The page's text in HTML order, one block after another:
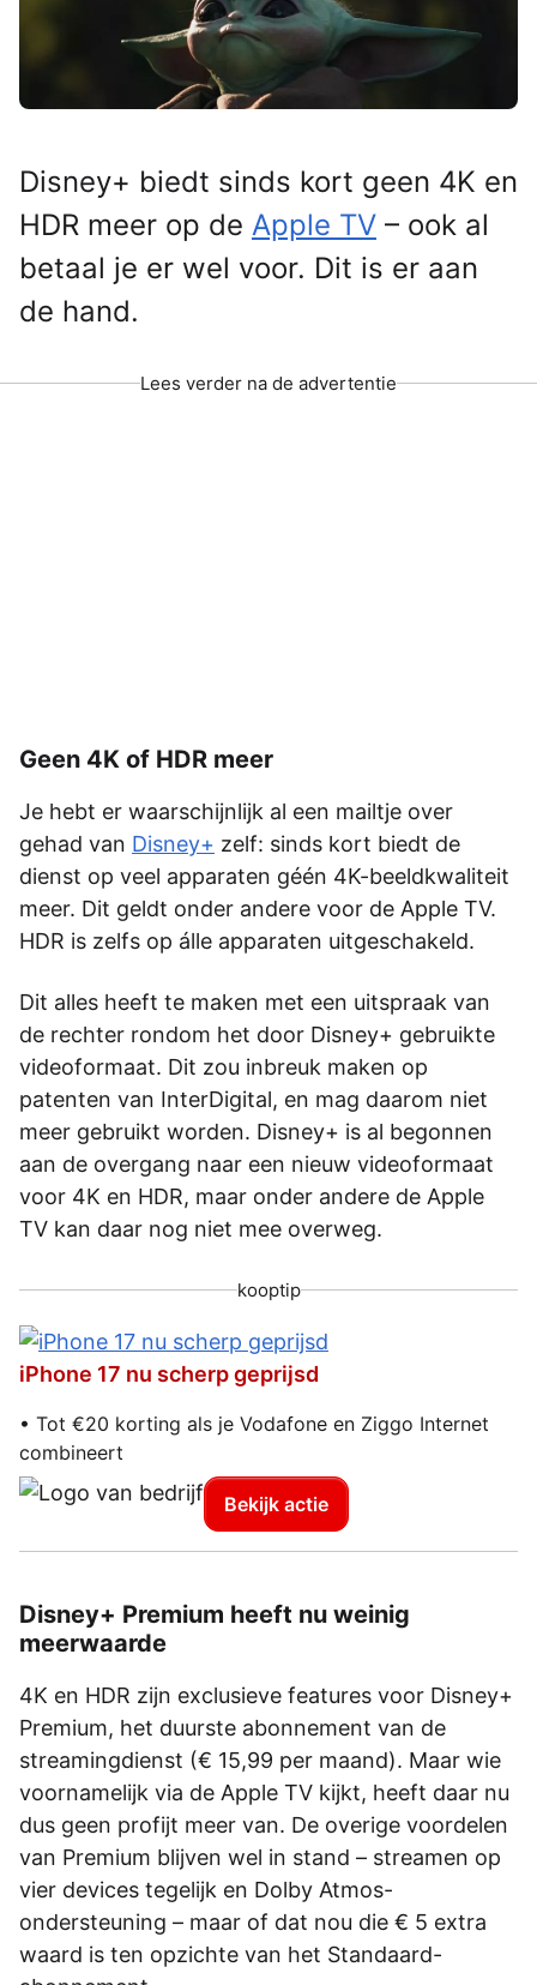
Disney+ biedt sinds kort geen 4K en
HDR meer op de Apple TV – ook al
betaal je er wel voor. Dit is er aan
de hand.
Lees verder na de advertentie
Geen 4K of HDR meer
Je hebt er waarschijnlijk al een mailtje over
gehad van Disney+ zelf: sinds kort biedt de
dienst op veel apparaten géén 4K-beeldkwaliteit
meer. Dit geldt onder andere voor de Apple TV.
HDR is zelfs op álle apparaten uitgeschakeld.
Dit alles heeft te maken met een uitspraak van
de rechter rondom het door Disney+ gebruikte
videoformaat. Dit zou inbreuk maken op
patenten van InterDigital, en mag daarom niet
meer gebruikt worden. Disney+ is al begonnen
aan de overgang naar een nieuw videoformaat
voor 4K en HDR, maar onder andere de Apple
TV kan daar nog niet mee overweg.
kooptip
iPhone 17 nu scherp geprijsd
• Tot €20 korting als je Vodafone en Ziggo Internet
combineert
Bekijk actie
Disney+ Premium heeft nu weinig
meerwaarde
4K en HDR zijn exclusieve features voor Disney+
Premium, het duurste abonnement van de
streamingdienst (€ 15,99 per maand). Maar wie
voornamelijk via de Apple TV kijkt, heeft daar nu
dus geen profijt meer van. De overige voordelen
van Premium blijven wel in stand – streamen op
vier devices tegelijk en Dolby Atmos-
ondersteuning – maar of dat nou die € 5 extra
waard is ten opzichte van het Standaard-